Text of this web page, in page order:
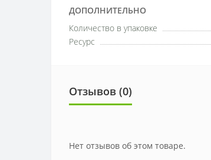
ДОПОЛНИТЕЛЬНО
Количество в упаковке
Ресурс
Отзывов (0)
Нет отзывов об этом товаре.